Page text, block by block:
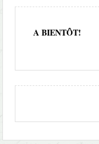
A BIENTÔT!